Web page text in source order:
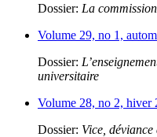
Dossier: La
Volume 29, no 1,
Dossier:
universitaire
Volume 28, no 2, hiver
Dossier: Vice,